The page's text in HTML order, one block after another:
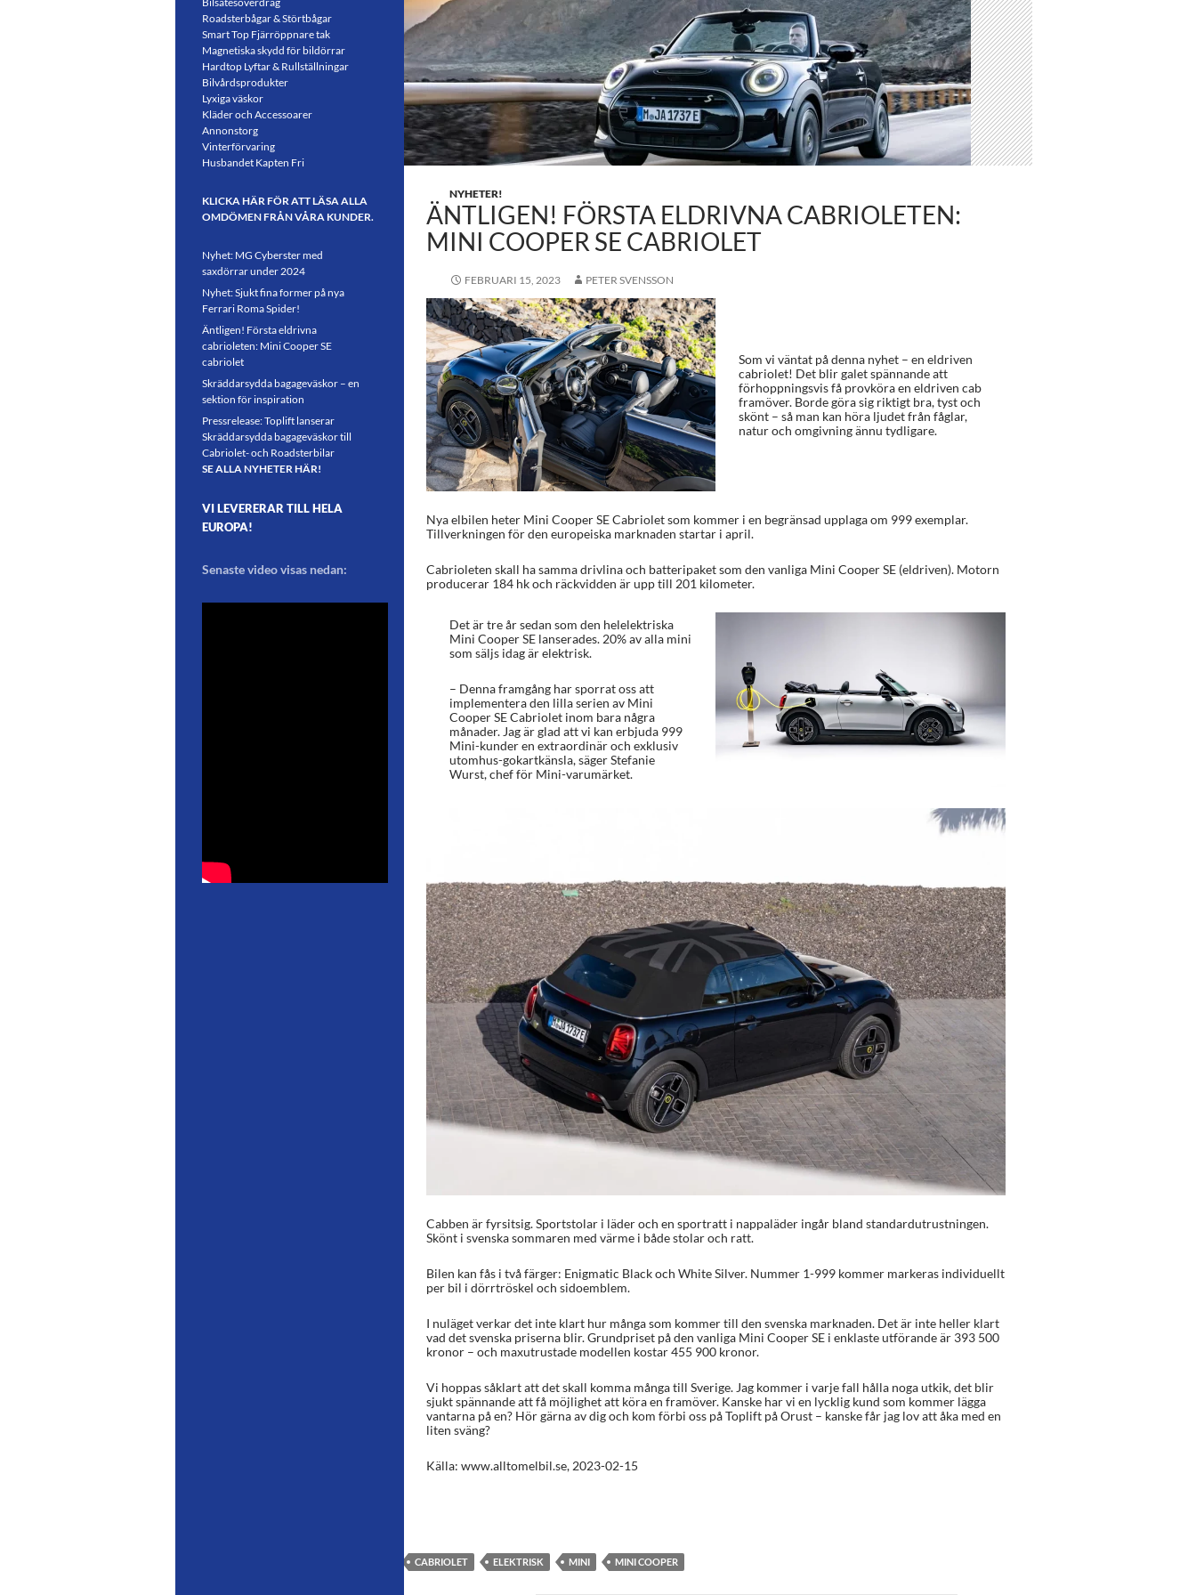
NYHETER!
ÄNTLIGEN! FÖRSTA ELDRIVNA CABRIOLETEN:
MINI COOPER SE CABRIOLET
FEBRUARI 15, 2023 PETER SVENSSON
Som vi väntat på denna nyhet – en eldriven
cabriolet! Det blir galet spännande att
förhoppningsvis få provköra en eldriven cab
framöver. Borde göra sig riktigt bra, tyst och
skönt – så man kan höra ljudet från fåglar,
natur och omgivning ännu tydligare.
Nya elbilen heter Mini Cooper SE Cabriolet som kommer i en begränsad upplaga om 999 exemplar.
Tillverkningen för den europeiska marknaden startar i april.
Cabrioleten skall ha samma drivlina och batteripaket som den vanliga Mini Cooper SE (eldriven). Motorn
producerar 184 hk och räckvidden är upp till 201 kilometer.
Det är tre år sedan som den helelektriska
Mini Cooper SE lanserades. 20% av alla mini
som säljs idag är elektrisk.
– Denna framgång har sporrat oss att
implementera den lilla serien av Mini
Cooper SE Cabriolet inom bara några
månader. Jag är glad att vi kan erbjuda 999
Mini-kunder en extraordinär och exklusiv
utomhus-gokartkänsla, säger Stefanie
Wurst, chef för Mini-varumärket.
Cabben är fyrsitsig. Sportstolar i läder och en sportratt i nappaläder ingår bland standardutrustningen.
Skönt i svenska sommaren med värme i både stolar och ratt.
Bilen kan fås i två färger: Enigmatic Black och White Silver. Nummer 1-999 kommer markeras individuellt
per bil i dörrtröskel och sidoemblem.
I nuläget verkar det inte klart hur många som kommer till den svenska marknaden. Det är inte heller klart
vad det svenska priserna blir. Grundpriset på den vanliga Mini Cooper SE i enklaste utförande är 393 500
kronor – och maxutrustade modellen kostar 455 900 kronor.
Vi hoppas såklart att det skall komma många till Sverige. Jag kommer i varje fall hålla noga utkik, det blir
sjukt spännande att få möjlighet att köra en framöver. Kanske har vi en lycklig kund som kommer lägga
vantarna på en? Hör gärna av dig och kom förbi oss på Toplift på Orust – kanske får jag lov att åka med en
liten sväng?
Källa: www.alltomelbil.se, 2023-02-15
CABRIOLET ELEKTRISK MINI MINI COOPER
Roadsterbågar & Störtbågar
Smart Top Fjärröppnare tak
Magnetiska skydd för bildörrar
Hardtop Lyftar & Rullställningar
Bilvårdsprodukter
Lyxiga väskor
Kläder och Accessoarer
Annonstorg
Vinterförvaring
Husbandet Kapten Fri
KLICKA HÄR FÖR ATT LÄSA ALLA
OMDÖMEN FRÅN VÅRA KUNDER.
Nyhet: MG Cyberster med
saxdörrar under 2024
Nyhet: Sjukt fina former på nya
Ferrari Roma Spider!
Äntligen! Första eldrivna
cabrioleten: Mini Cooper SE
cabriolet
Skräddarsydda bagageväskor – en
sektion för inspiration
Pressrelease: Toplift lanserar
Skräddarsydda bagageväskor till
Cabriolet- och Roadsterbilar
SE ALLA NYHETER HÄR!
VI LEVERERAR TILL HELA
EUROPA!
Senaste video visas nedan: